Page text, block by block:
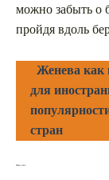
можно забыть о
пройдя вдоль
Женева как
для
стран
Вопрос-ответ: